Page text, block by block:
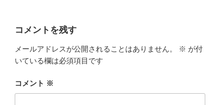
コメントを残す
メールアドレスが公開されることはありません。 ※ が付
いている欄は必須項目です
コメント ※